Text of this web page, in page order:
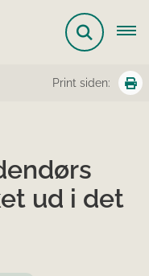
Print siden:
ud i det